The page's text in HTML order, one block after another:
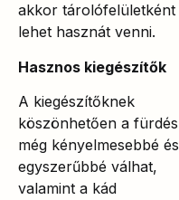
akkor tárolófelületként
lehet hasznát venni.
Hasznos kiegészítők
A kiegészítőknek
köszönhetően a fürdés
még kényelmesebbé és
egyszerűbbé válhat,
valamint a kád